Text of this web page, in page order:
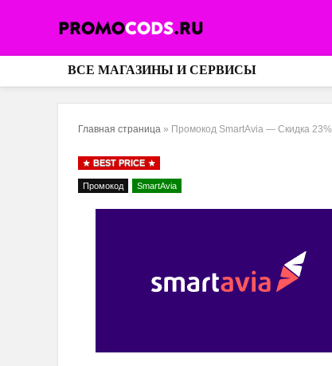
ВСЕ МАГАЗИНЫ И СЕРВИСЫ
Главная страница » Промокод SmartAvia — Скидка 23%
BEST PRICE
Промокод SmartAvia